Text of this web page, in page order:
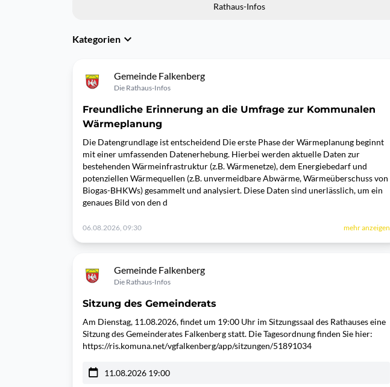
Rathaus-Infos
Kategorien
Gemeinde Falkenberg
Die Rathaus-Infos
Freundliche Erinnerung an die Umfrage zur Kommunalen
Wärmeplanung
Die Datengrundlage ist entscheidend Die erste Phase der Wärmeplanung beginnt
mit einer umfassenden Datenerhebung. Hierbei werden aktuelle Daten zur
bestehenden Wärmeinfrastruktur (z.B. Wärmenetze), dem Energiebedarf und
potenziellen Wärmequellen (z.B. unvermeidbare Abwärme, Wärmeüberschuss von
Biogas-BHKWs) gesammelt und analysiert. Diese Daten sind unerlässlich, um ein
genaues Bild von den d
06.08.2026, 09:30 mehr anzeigen
Gemeinde Falkenberg
Die Rathaus-Infos
Sitzung des Gemeinderats
Am Dienstag, 11.08.2026, findet um 19:00 Uhr im Sitzungssaal des Rathauses eine
Sitzung des Gemeinderates Falkenberg statt. Die Tagesordnung finden Sie hier:
https://ris.komuna.net/vgfalkenberg/app/sitzungen/51891034
11.08.2026 19:00